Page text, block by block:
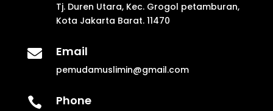
Tj. Duren Utara, Kec. Grogol petamburan,
Kota Jakarta Barat. 11470
 Email
pemudamuslimin@gmail.com
 Phone